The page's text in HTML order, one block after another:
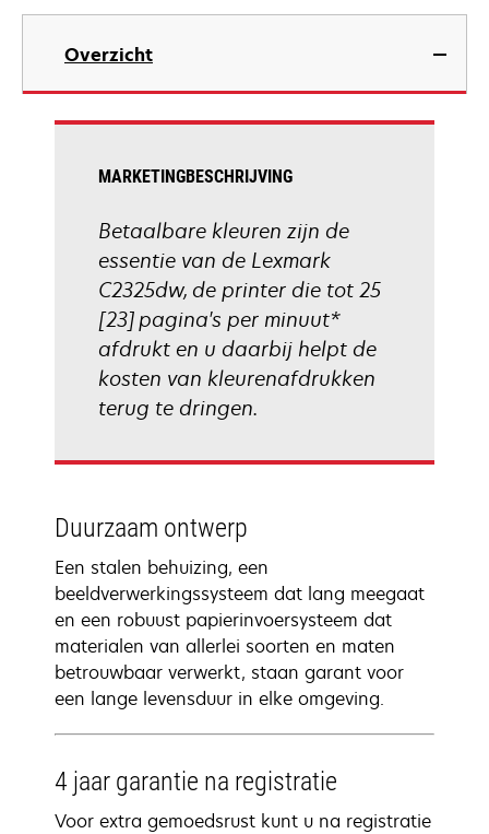
opens
new
Overzicht
MARKETINGBESCHRIJVING
Betaalbare kleuren zijn de
essentie van de Lexmark
C2325dw, de printer die tot 25
[23] pagina's per minuut*
afdrukt en u daarbij helpt de
kosten van kleurenafdrukken
terug te dringen.
Duurzaam ontwerp
Een stalen behuizing, een
beeldverwerkingssysteem dat lang meegaat
en een robuust papierinvoersysteem dat
materialen van allerlei soorten en maten
betrouwbaar verwerkt, staan garant voor
een lange levensduur in elke omgeving.
4 jaar garantie na registratie
Voor extra gemoedsrust kunt u na registratie